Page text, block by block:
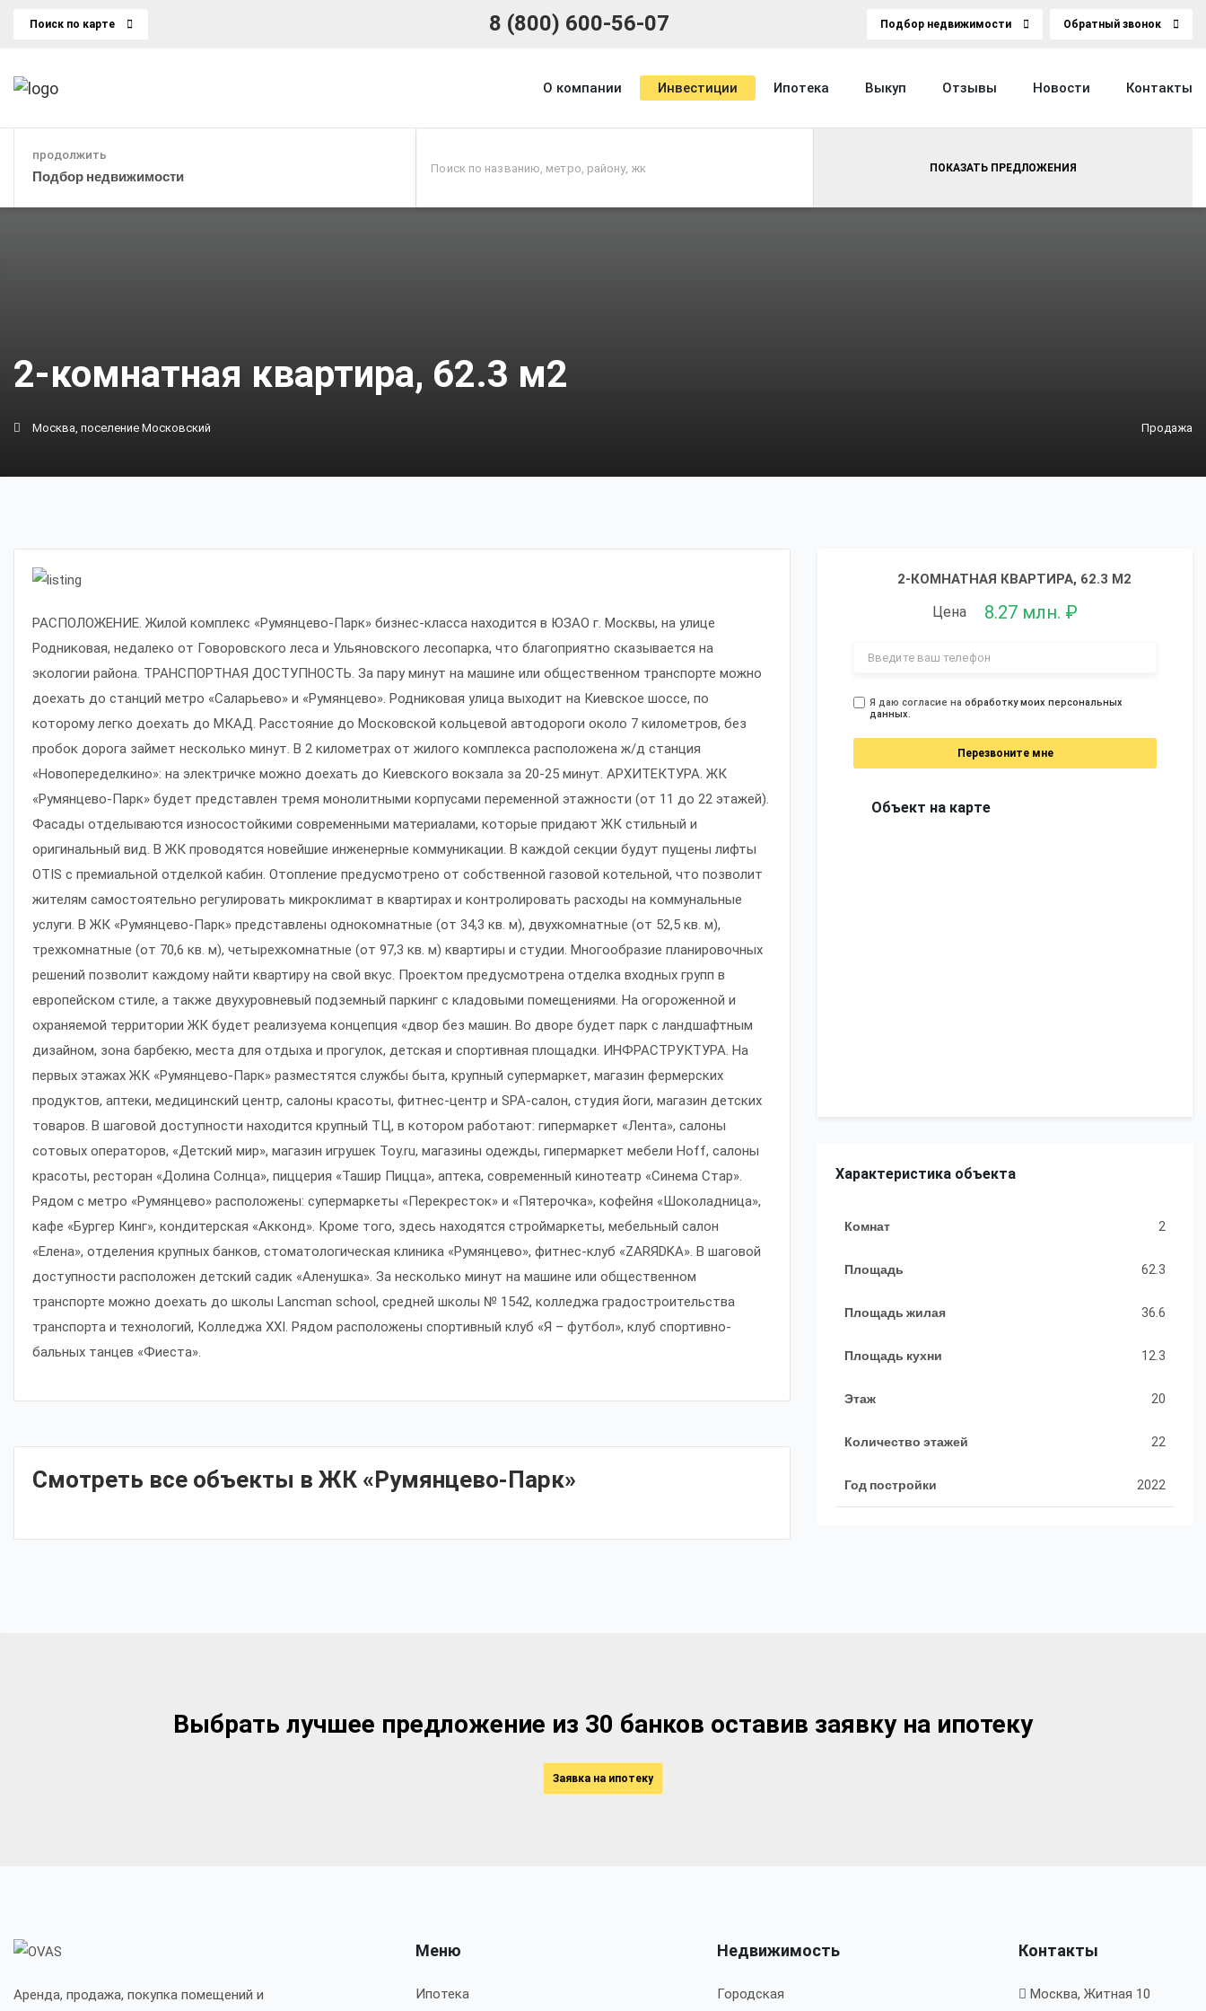
Поиск по карте 8 (800) 600-56-07 Подбор недвижимости Обратный звонок
О компании Инвестиции Ипотека Выкуп Отзывы Новости Контакты
продолжить
Подбор недвижимости ПОКАЗАТЬ ПРЕДЛОЖЕНИЯ
2-комнатная квартира, 62.3 м2
Москва, поселение Московский Продажа
РАСПОЛОЖЕНИЕ. Жилой комплекс «Румянцево-Парк» бизнес-класса находится в ЮЗАО г. Москвы, на улице
Родниковая, недалеко от Говоровского леса и Ульяновского лесопарка, что благоприятно сказывается на
экологии района. ТРАНСПОРТНАЯ ДОСТУПНОСТЬ. За пару минут на машине или общественном транспорте можно
доехать до станций метро «Саларьево» и «Румянцево». Родниковая улица выходит на Киевское шоссе, по
которому легко доехать до МКАД. Расстояние до Московской кольцевой автодороги около 7 километров, без
пробок дорога займет несколько минут. В 2 километрах от жилого комплекса расположена ж/д станция
«Новопеределкино»: на электричке можно доехать до Киевского вокзала за 20-25 минут. АРХИТЕКТУРА. ЖК
«Румянцево-Парк» будет представлен тремя монолитными корпусами переменной этажности (от 11 до 22 этажей).
Фасады отделываются износостойкими современными материалами, которые придают ЖК стильный и
оригинальный вид. В ЖК проводятся новейшие инженерные коммуникации. В каждой секции будут пущены лифты
OTIS c премиальной отделкой кабин. Отопление предусмотрено от собственной газовой котельной, что позволит
жителям самостоятельно регулировать микроклимат в квартирах и контролировать расходы на коммунальные
услуги. В ЖК «Румянцево-Парк» представлены однокомнатные (от 34,3 кв. м), двухкомнатные (от 52,5 кв. м),
трехкомнатные (от 70,6 кв. м), четырехкомнатные (от 97,3 кв. м) квартиры и студии. Многообразие планировочных
решений позволит каждому найти квартиру на свой вкус. Проектом предусмотрена отделка входных групп в
европейском стиле, а также двухуровневый подземный паркинг с кладовыми помещениями. На огороженной и
охраняемой территории ЖК будет реализуема концепция «двор без машин. Во дворе будет парк с ландшафтным
дизайном, зона барбекю, места для отдыха и прогулок, детская и спортивная площадки. ИНФРАСТРУКТУРА. На
первых этажах ЖК «Румянцево-Парк» разместятся службы быта, крупный супермаркет, магазин фермерских
продуктов, аптеки, медицинский центр, салоны красоты, фитнес-центр и SPA-салон, студия йоги, магазин детских
товаров. В шаговой доступности находится крупный ТЦ, в котором работают: гипермаркет «Лента», салоны
сотовых операторов, «Детский мир», магазин игрушек Toy.ru, магазины одежды, гипермаркет мебели Hoff, салоны
красоты, ресторан «Долина Солнца», пиццерия «Ташир Пицца», аптека, современный кинотеатр «Синема Стар».
Рядом с метро «Румянцево» расположены: супермаркеты «Перекресток» и «Пятерочка», кофейня «Шоколадница»,
кафе «Бургер Кинг», кондитерская «Акконд». Кроме того, здесь находятся строймаркеты, мебельный салон
«Елена», отделения крупных банков, стоматологическая клиника «Румянцево», фитнес-клуб «ZARЯDKA». В шаговой
доступности расположен детский садик «Аленушка». За несколько минут на машине или общественном
транспорте можно доехать до школы Lancman school, средней школы № 1542, колледжа градостроительства
транспорта и технологий, Колледжа XXI. Рядом расположены спортивный клуб «Я – футбол», клуб спортивно-
бальных танцев «Фиеста».
Смотреть все объекты в ЖК «Румянцево-Парк»
2-КОМНАТНАЯ КВАРТИРА, 62.3 М2
Цена 8.27 млн. ₽
Я даю согласие на обработку моих персональных
данных.
Перезвоните мне
Объект на карте
Характеристика объекта
Комнат 2
Площадь 62.3
Площадь жилая 36.6
Площадь кухни 12.3
Этаж 20
Количество этажей 22
Год постройки 2022
Выбрать лучшее предложение из 30 банков оставив заявку на ипотеку
Заявка на ипотеку
Аренда, продажа, покупка помещений и
Меню
Ипотека
Недвижимость
Городская
Контакты
Москва, Житная 10